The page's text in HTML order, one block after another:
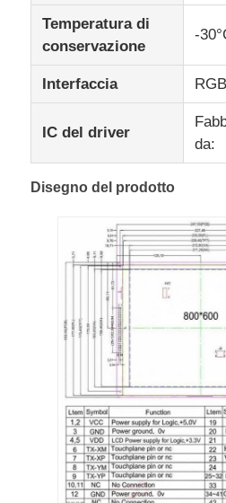
schermo LCD monocromo
Modulo LCD del DENTE
Esposizione LCD di STN
Modulo su ordinazione
Temperatura di
conservazione
-
Interfaccia RGB
IC del driver
da:
Disegno del prodotto